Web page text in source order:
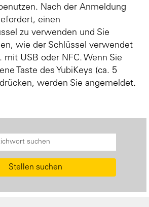
Nach der Anmeldung
einen
zu verwenden und Sie
wie der Schlüssel verwendet
mit USB oder NFC. Wenn Sie
Taste des YubiKeys (ca. 5
werden Sie angemeldet.
Stellen suchen